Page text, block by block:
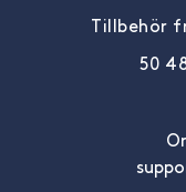
Tillbehör
50